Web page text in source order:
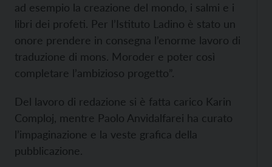
ad esempio la creazione del mondo, i salmi e i
libri dei profeti. Per l’Istituto Ladino è stato un
onore prendere in consegna l’enorme lavoro di
traduzione di mons. Moroder e poter così
completare l’ambizioso progetto”.
Del lavoro di redazione si è fatta carico Karin
Comploj, mentre Paolo Anvidalfarei ha curato
l’impaginazione e la veste grafica della
pubblicazione.